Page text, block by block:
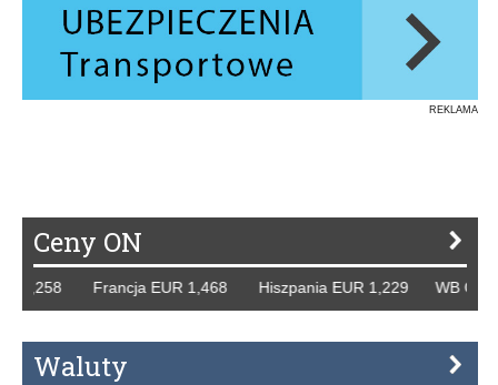
REKLAMA
Ceny ON
Francja EUR 1,468 Hiszpania EUR 1,229 WB GBP
Waluty